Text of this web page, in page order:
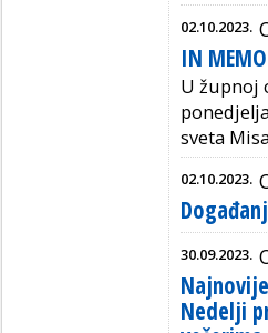
02.10.2023.
IN
U župnoj
sveta
02.10.2023.
30.09.2023.
Nedelji